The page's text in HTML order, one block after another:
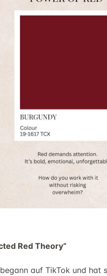
Red Theory“
auf TikTok und hat